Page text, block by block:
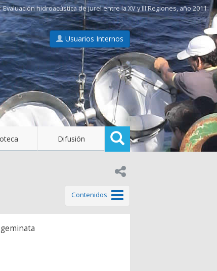
Evaluación hidroacústica de jurel entre la XV y III Regiones, año 2011
Usuarios Internos
Buscar
Difusión
Compartir en:
Contenidos de este tema